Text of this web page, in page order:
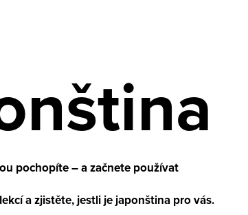
pochopíte – a začnete používat
a zjistěte, jestli je japonština pro vás.